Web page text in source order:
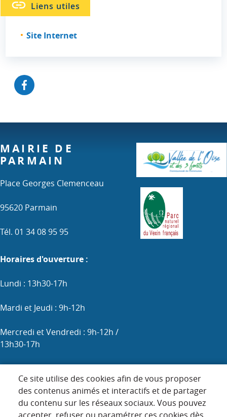
Liens utiles
Site Internet
Ce site utilise des cookies afin de vous proposer
des contenus animés et interactifs et de partager
du contenu sur les réseaux sociaux. Vous pouvez
MAIRIE DE
PARMAIN
Place Georges Clemenceau
95620 Parmain
Tél. 01 34 08 95 95
Horaires d'ouverture :
Lundi : 13h30-17h
Mardi et Jeudi : 9h-12h
Mercredi et Vendredi : 9h-12h /
13h30-17h